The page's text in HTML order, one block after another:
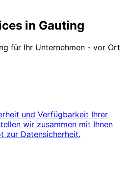
in Gauting
für Ihr Unternehmen - vor Ort
und Verfügbarkeit Ihrer
wir zusammen mit Ihnen
zur Datensicherheit.